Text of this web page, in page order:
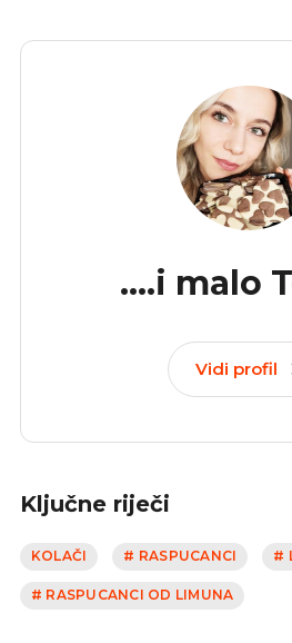
....i malo
Vidi profil
Ključne riječi
KOLAČI # RASPUCANCI #
# RASPUCANCI OD LIMUNA